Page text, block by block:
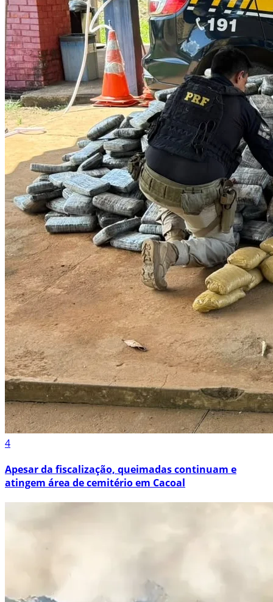
4
Apesar da fiscalização, queimadas continuam e
atingem área de cemitério em Cacoal